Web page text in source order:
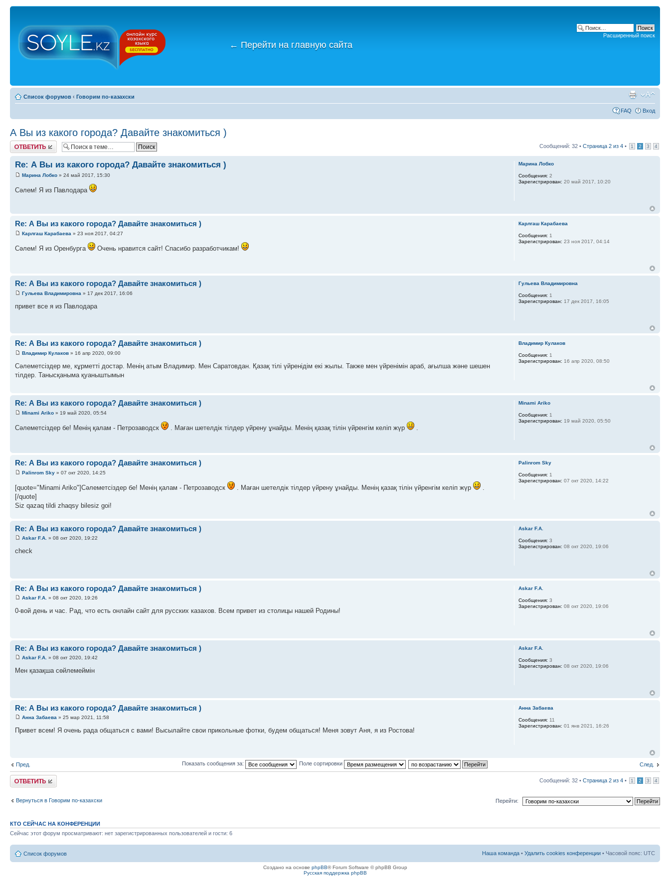
← Перейти на главную сайта
Расширенный поиск
Список форумов ‹ Говорим по-казахски
FAQ Вход
А Вы из какого города? Давайте знакомиться )
Ответить Сообщений: 32 • Страница 2 из 4 • 1 2 3 4
Re: А Вы из какого города? Давайте знакомиться )
Марина Лобко » 24 май 2017, 15:30
Сәлем! Я из Павлодара
Марина Лобко
Сообщения: 2
Зарегистрирован: 20 май 2017, 10:20
Re: А Вы из какого города? Давайте знакомиться )
Карлгаш Карабаева » 23 ноя 2017, 04:27
Сәлем! Я из Оренбурга Очень нравится сайт! Спасибо разработчикам!
Карлгаш Карабаева
Сообщения: 1
Зарегистрирован: 23 ноя 2017, 04:14
Re: А Вы из какого города? Давайте знакомиться )
Гульева Владимировна » 17 дек 2017, 16:06
привет все я из Павлодара
Гульева Владимировна
Сообщения: 1
Зарегистрирован: 17 дек 2017, 16:05
Re: А Вы из какого города? Давайте знакомиться )
Владимир Кулаков » 16 апр 2020, 09:00
Сәлеметсіздер ме, кұрметті достар. Менің атым Владимир. Мен Саратовдан. Қазақ тілі үйренідім екі жылы. Также мен үйренімін араб, ағылша және шешен
тілдер. Танысқаныма қуаныштымын
Владимир Кулаков
Сообщения: 1
Зарегистрирован: 16 апр 2020, 08:50
Re: А Вы из какого города? Давайте знакомиться )
Minami Ariko » 19 май 2020, 05:54
Сәлеметсіздер бе! Менің қалам - Петрозаводск . Маған шетелдік тілдер үйрену ұнайды. Менің қазақ тілін үйренгім келіп жүр
Minami Ariko
Сообщения: 1
Зарегистрирован: 19 май 2020, 05:50
Re: А Вы из какого города? Давайте знакомиться )
Palinrom Sky » 07 окт 2020, 14:25
[quote="Minami Ariko"]Сәлеметсіздер бе! Менің қалам - Петрозаводск . Маған шетелдік тілдер үйрену ұнайды. Менің қазақ тілін үйренгім келіп жүр
[/quote]
Siz qazaq tildi zhaqsy bilesiz goi!
Palinrom Sky
Сообщения: 1
Зарегистрирован: 07 окт 2020, 14:22
Re: А Вы из какого города? Давайте знакомиться )
Askar F.A. » 08 окт 2020, 19:22
check
Askar F.A.
Сообщения: 3
Зарегистрирован: 08 окт 2020, 19:06
Re: А Вы из какого города? Давайте знакомиться )
Askar F.A. » 08 окт 2020, 19:26
0-вой день и час. Рад, что есть онлайн сайт для русских казахов. Всем привет из столицы нашей Родины!
Askar F.A.
Сообщения: 3
Зарегистрирован: 08 окт 2020, 19:06
Re: А Вы из какого города? Давайте знакомиться )
Askar F.A. » 08 окт 2020, 19:42
Мен қазақша сөйлемеймін
Askar F.A.
Сообщения: 3
Зарегистрирован: 08 окт 2020, 19:06
Re: А Вы из какого города? Давайте знакомиться )
Анна Забаева » 25 мар 2021, 11:58
Привет всем! Я очень рада общаться с вами! Высылайте свои прикольные фотки, будем общаться! Меня зовут Аня, я из Ростова!
Анна Забаева
Сообщения: 11
Зарегистрирован: 01 янв 2021, 16:26
Пред. След.
Показать сообщения за: Поле сортировки
Ответить Сообщений: 32 • Страница 2 из 4 • 1 2 3 4
Вернуться в Говорим по-казахски Перейти:
КТО СЕЙЧАС НА КОНФЕРЕНЦИИ
Сейчас этот форум просматривают: нет зарегистрированных пользователей и гости: 6
Список форумов Наша команда • Удалить cookies конференции • Часовой пояс: UTC
Создано на основе phpBB® Forum Software © phpBB Group
Русская поддержка phpBB